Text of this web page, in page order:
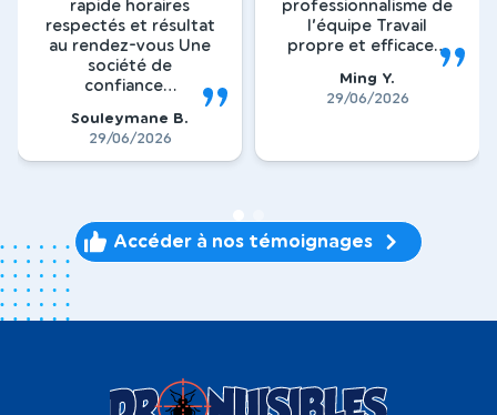
rapide horaires
respectés et résultat
au rendez-vous Une
société de
confiance...
Souleymane B.
29/06/2026
professionnalisme de
l’équipe Travail
propre et efficace...
Ming Y.
29/06/2026
1 2
Accéder à nos témoignages